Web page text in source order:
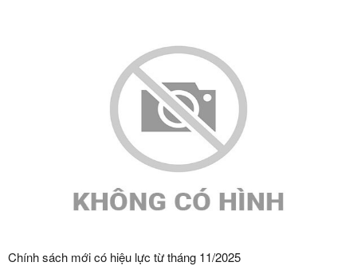
Chính sách mới có hiệu lực từ tháng 11/2025